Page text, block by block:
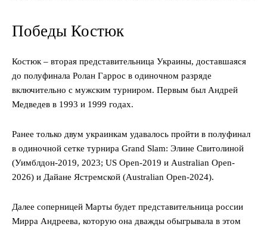
Победы Костюк
Костюк – вторая представительница Украины, доставшаяся
до полуфинала Ролан Гаррос в одиночном разряде
включительно с мужским турниром. Первым был Андрей
Медведев в 1993 и 1999 годах.
Ранее только двум украинкам удавалось пройти в полуфинал
в одиночной сетке турнира Grand Slam: Элине Свитолиной
(Уимблдон-2019, 2023; US Open-2019 и Australian Open-
2026) и Дайане Ястремской (Australian Open-2024).
Далее соперницей Марты будет представительница россии
Мирра Андреева, которую она дважды обыгрывала в этом